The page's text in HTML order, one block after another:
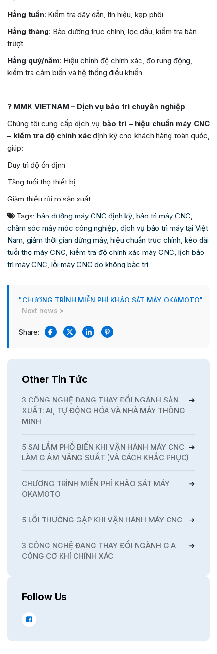
Hằng tuần: Kiểm tra dây dẫn, tín hiệu, kẹp phôi
Hằng tháng: Bảo dưỡng trục chính, lọc dầu, kiểm tra bàn
trượt
Hằng quý/năm: Hiệu chỉnh độ chính xác, đo rung động,
kiểm tra cảm biến và hệ thống điều khiển
? MMK VIETNAM – Dịch vụ bảo trì chuyên nghiệp
Chúng tôi cung cấp dịch vụ bảo trì – hiệu chuẩn máy CNC
– kiểm tra độ chính xácđịnh kỳ cho khách hàng toàn quốc,
giúp:
Duy trì độ ổn định
Tăng tuổi thọ thiết bị
Giảm thiểu rủi ro sản xuất
Tags: bảo dưỡng máy CNC định kỳ, bảo trì máy CNC,
chăm sóc máy móc công nghiệp, dịch vụ bảo trì máy tại Việt
Nam, giảm thời gian dừng máy, hiệu chuẩn trục chính, kéo dài
tuổi thọ máy CNC, kiểm tra độ chính xác máy CNC, lịch bảo
trì máy CNC, lỗi máy CNC do không bảo trì
"CHƯƠNG TRÌNH MIỄN PHÍ KHẢO SÁT MÁY OKAMOTO"
Next news »
Share:
Other Tin Tức
3 CÔNG NGHỆ ĐANG THAY ĐỔI NGÀNH SẢN
XUẤT: AI, TỰ ĐỘNG HÓA VÀ NHÀ MÁY THÔNG
MINH
5 SAI LẦM PHỔ BIẾN KHI VẬN HÀNH MÁY CNC
LÀM GIẢM NĂNG SUẤT (VÀ CÁCH KHẮC PHỤC)
CHƯƠNG TRÌNH MIỄN PHÍ KHẢO SÁT MÁY
OKAMOTO
5 LỖI THƯỜNG GẶP KHI VẬN HÀNH MÁY CNC
3 CÔNG NGHỆ ĐANG THAY ĐỔI NGÀNH GIA
CÔNG CƠ KHÍ CHÍNH XÁC
Follow Us